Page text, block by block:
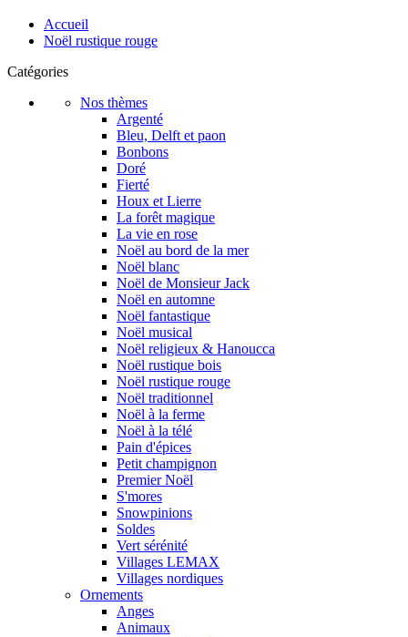
Accueil
Noël rustique rouge
Catégories
Nos thèmes
Argenté
Bleu, Delft et paon
Bonbons
Doré
Fierté
Houx et Lierre
La forêt magique
La vie en rose
Noël au bord de la mer
Noël blanc
Noël de Monsieur Jack
Noël en automne
Noël fantastique
Noël musical
Noël religieux & Hanoucca
Noël rustique bois
Noël rustique rouge
Noël traditionnel
Noël à la ferme
Noël à la télé
Pain d'épices
Petit champignon
Premier Noël
S'mores
Snowpinions
Soldes
Vert sérénité
Villages LEMAX
Villages nordiques
Ornements
Anges
Animaux